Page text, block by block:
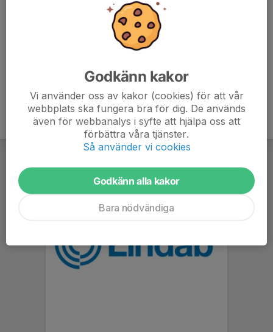
Godkänn kakor
Vi använder oss av kakor (cookies) för att vår
webbplats ska fungera bra för dig. De används
även för webbanalys i syfte att hjälpa oss att
förbättra våra tjänster.
Så använder vi cookies
Godkänn alla kakor
Bara nödvändiga